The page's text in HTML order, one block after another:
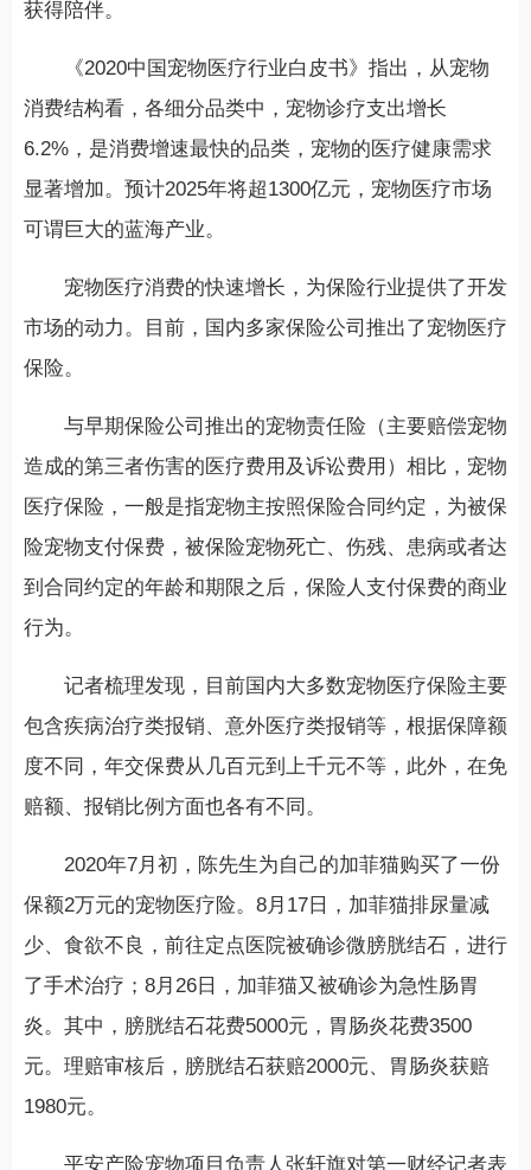
获得陪伴。
《2020中国宠物医疗行业白皮书》指出，从宠物
消费结构看，各细分品类中，宠物诊疗支出增长
6.2%，是消费增速最快的品类，宠物的医疗健康需求
显著增加。预计2025年将超1300亿元，宠物医疗市场
可谓巨大的蓝海产业。
宠物医疗消费的快速增长，为保险行业提供了开发
市场的动力。目前，国内多家保险公司推出了宠物医疗
保险。
与早期保险公司推出的宠物责任险（主要赔偿宠物
造成的第三者伤害的医疗费用及诉讼费用）相比，宠物
医疗保险，一般是指宠物主按照保险合同约定，为被保
险宠物支付保费，被保险宠物死亡、伤残、患病或者达
到合同约定的年龄和期限之后，保险人支付保费的商业
行为。
记者梳理发现，目前国内大多数宠物医疗保险主要
包含疾病治疗类报销、意外医疗类报销等，根据保障额
度不同，年交保费从几百元到上千元不等，此外，在免
赔额、报销比例方面也各有不同。
2020年7月初，陈先生为自己的加菲猫购买了一份
保额2万元的宠物医疗险。8月17日，加菲猫排尿量减
少、食欲不良，前往定点医院被确诊微膀胱结石，进行
了手术治疗；8月26日，加菲猫又被确诊为急性肠胃
炎。其中，膀胱结石花费5000元，胃肠炎花费3500
元。理赔审核后，膀胱结石获赔2000元、胃肠炎获赔
1980元。
平安产险宠物项目负责人张轩旗对第一财经记者表